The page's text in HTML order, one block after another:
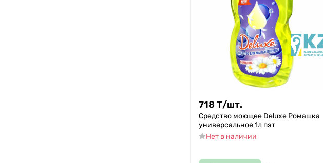
718 Т/шт.
Средство моющее Deluxe Ромашка
универсальное 1л пэт
Нет в наличии